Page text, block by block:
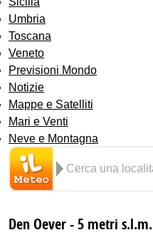
Umbria
Toscana
Veneto
Previsioni Mondo
Notizie
Mappe e Satelliti
Mari e Venti
Neve e Montagna
Den Oever - 5 metri s.l.m.